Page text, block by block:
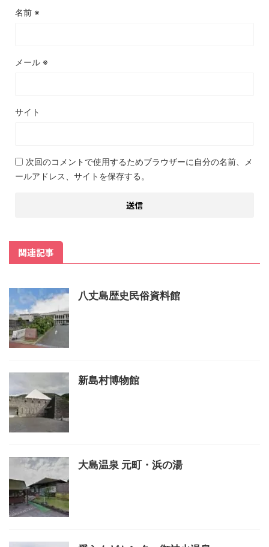
名前 ※
メール ※
サイト
次回のコメントで使用するためブラウザーに自分の名前、メ
ールアドレス、サイトを保存する。
関連記事
八丈島歴史民俗資料館
新島村博物館
大島温泉 元町・浜の湯